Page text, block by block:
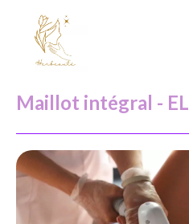
Maillot intégral - EL